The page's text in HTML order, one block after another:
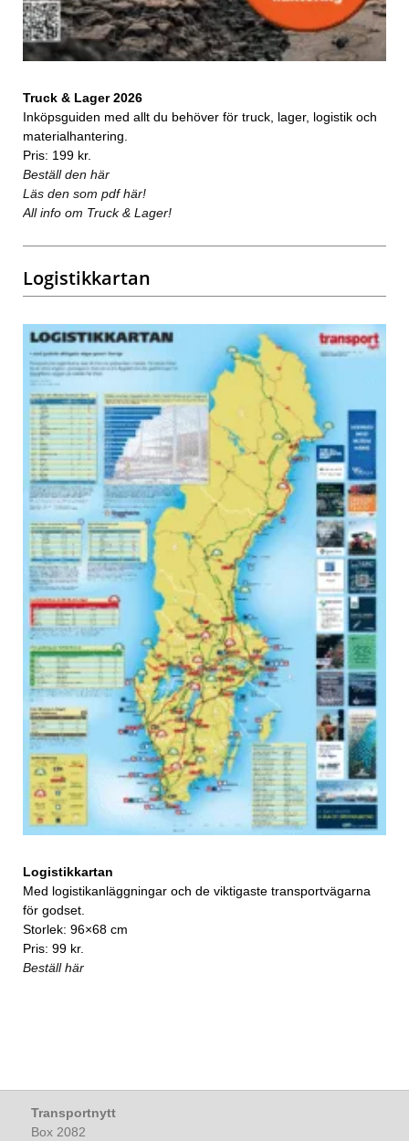
Truck & Lager 2026
Inköpsguiden med allt du behöver för truck, lager, logistik och
materialhantering.
Pris: 199 kr.
Beställ den här
Läs den som pdf här!
All info om Truck & Lager!
Logistikkartan
Logistikkartan
Med logistikanläggningar och de viktigaste transportvägarna
för godset.
Storlek: 96×68 cm
Pris: 99 kr.
Beställ här
Transportnytt
Box 2082